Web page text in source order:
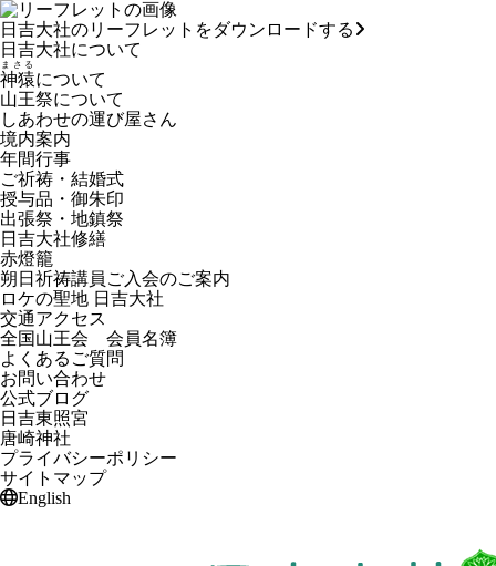
日吉大社のリーフレットをダウンロードする
日吉大社について
神猿
まさる
について
山王祭について
しあわせの運び屋さん
境内案内
年間行事
ご祈祷・結婚式
授与品・御朱印
出張祭・地鎮祭
日吉大社修繕
赤燈籠
朔日祈祷講員ご入会のご案内
ロケの聖地 日吉大社
交通アクセス
全国山王会 会員名簿
よくあるご質問
お問い合わせ
公式ブログ
日吉東照宮
唐崎神社
プライバシーポリシー
サイトマップ
English